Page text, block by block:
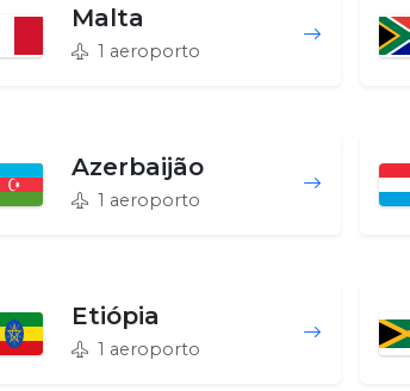
Malta
1 aeroporto
Azerbaijão
1 aeroporto
Etiópia
1 aeroporto